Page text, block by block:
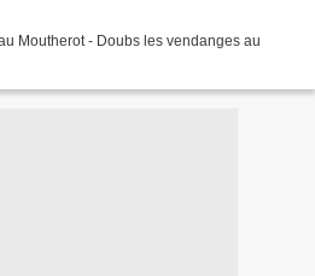
Moutherot - Doubs les vendanges au